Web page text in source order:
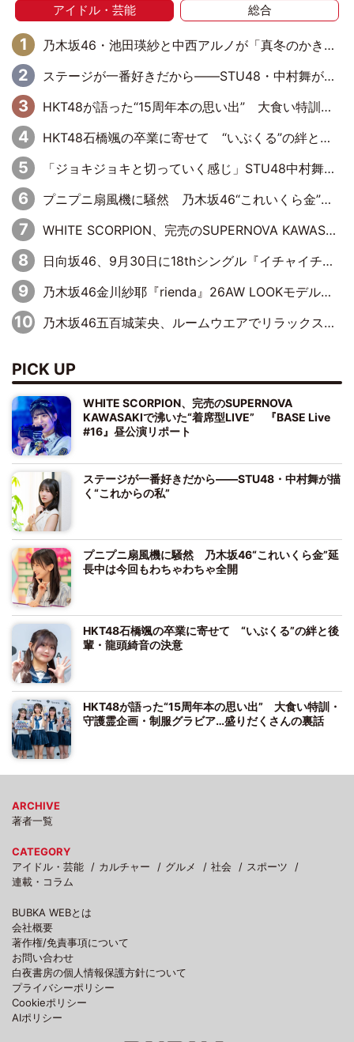
アイドル・芸能 総合
乃木坂46・池田瑛紗と中西アルノが「真冬のかき氷」騒動で火花散らす！ 因縁の裏にあるのは、逆境をともに“凌”ぐ似た者同士の絆
ステージが一番好きだから――STU48・中村舞が描く“これからの私”
HKT48が語った“15周年本の思い出” 大食い特訓・守護霊企画・制服グラビア…盛りだくさんの裏話
HKT48石橋颯の卒業に寄せて “いぶくる”の絆と後輩・龍頭綺音の決意
「ジョキジョキと切っていく感じ」STU48中村舞、新しい挑戦は自らの手で
プニプニ扇風機に騒然 乃木坂46“これいくら金”延長中は今回もわちゃわちゃ全開
WHITE SCORPION、完売のSUPERNOVA KAWASAKIで沸いた“着席型LIVE” 『BASE Live #16』昼公演リポート
日向坂46、9月30日に18thシングル『イチャイチャ虫』の発売決定！ フォーメーションは『日向坂で会いましょう』にて発表
乃木坂46金川紗耶『rienda』26AW LOOKモデルに就任
乃木坂46五百城茉央、ルームウエアでリラックス「今回のグラビアを見て成長を感じていただけるとうれしい」
PICK UP
WHITE SCORPION、完売のSUPERNOVA
KAWASAKIで沸いた“着席型LIVE” 『BASE Live
#16』昼公演リポート
ステージが一番好きだから――STU48・中村舞が描
く“これからの私”
プニプニ扇風機に騒然 乃木坂46“これいくら金”延
長中は今回もわちゃわちゃ全開
HKT48石橋颯の卒業に寄せて “いぶくる”の絆と後
輩・龍頭綺音の決意
HKT48が語った“15周年本の思い出” 大食い特訓・
守護霊企画・制服グラビア…盛りだくさんの裏話
ARCHIVE
著者一覧
CATEGORY
アイドル・芸能
カルチャー グルメ 社会
スポーツ
連載・コラム
BUBKA WEBとは
会社概要
著作権/免責事項について
お問い合わせ
白夜書房の個人情報保護方針について
プライバシーポリシー
Cookieポリシー
AIポリシー